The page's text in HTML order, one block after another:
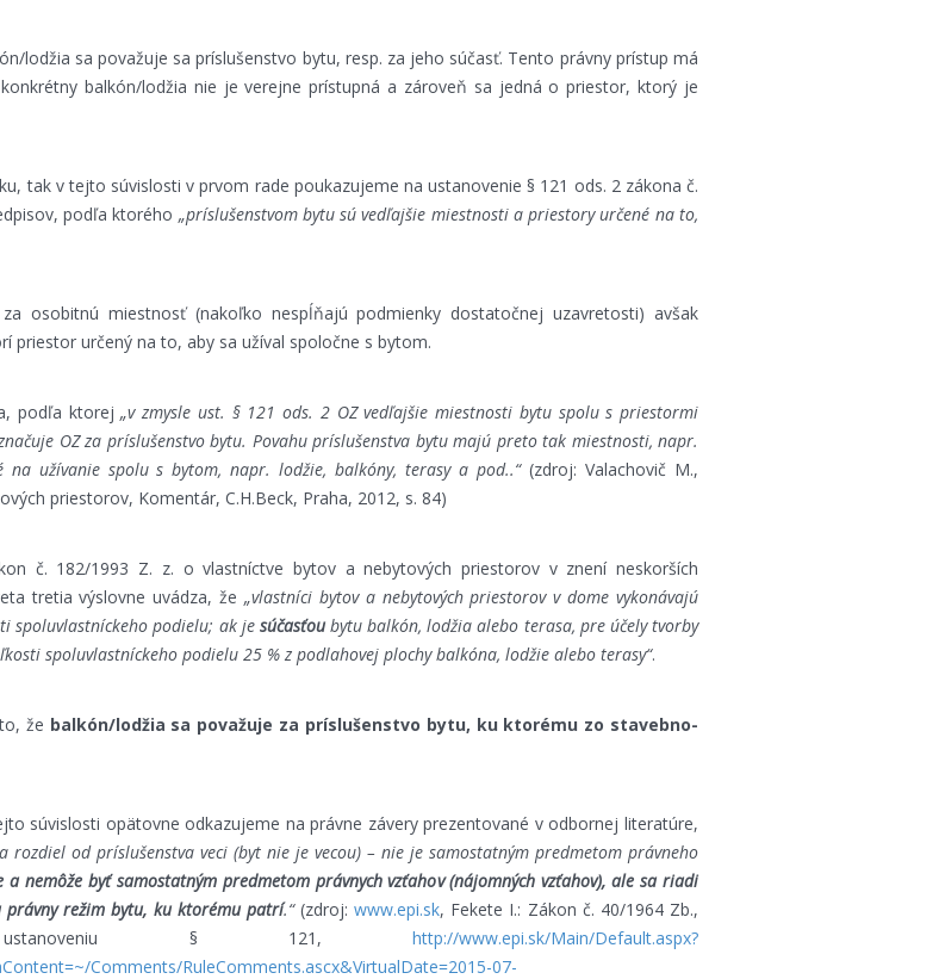
lodžia sa považuje sa príslušenstvo bytu, resp. za jeho súčasť. Tento právny prístup má
balkón/lodžia nie je verejne prístupná a zároveň sa jedná o priestor, ktorý je
tak v tejto súvislosti v prvom rade poukazujeme na ustanovenie § 121 ods. 2 zákona č.
podľa ktorého „príslušenstvom bytu sú vedľajšie miestnosti a priestory určené na to,
osobitnú miestnosť (nakoľko nespĺňajú podmienky dostatočnej uzavretosti) avšak
priestor určený na to, aby sa užíval spoločne s bytom.
podľa ktorej„v zmysle ust. § 121 ods. 2 OZ vedľajšie miestnosti bytu spolu s priestormi
OZ za príslušenstvo bytu. Povahu príslušenstva bytu majú preto tak miestnosti, napr.
užívanie spolu s bytom, napr. lodžie, balkóny, terasy a pod..“(zdroj: Valachovič M.,
priestorov, Komentár, C.H.Beck, Praha, 2012, s. 84)
č. 182/1993 Z. z. o vlastníctve bytov a nebytových priestorov v znení neskorších
tretia výslovne uvádza, že „vlastníci bytov a nebytových priestorov v dome vykonávajú
spoluvlastníckeho podielu; ak je súčasťoubytu balkón, lodžia alebo terasa, pre účely tvorby
spoluvlastníckeho podielu 25 % z podlahovej plochy balkóna, lodžie alebo terasy“.
že balkón/lodžia sa považuje za príslušenstvo bytu, ku ktorému zo stavebno-
súvislosti opätovne odkazujeme na právne závery prezentované v odbornej literatúre,
rozdiel od príslušenstva veci (byt nie je vecou) – nie je samostatným predmetom právneho
nemôže byť samostatným predmetom právnych vzťahov (nájomných vzťahov), ale sa riadi
právny režim bytu, ku ktorému patrí.“(zdroj:www.epi.sk, Fekete I.: Zákon č. 40/1964 Zb.,
ustanoveniu § 121, http://www.epi.sk/Main/Default.aspx?
Comments/RuleComments.ascx&VirtualDate=2015-07-